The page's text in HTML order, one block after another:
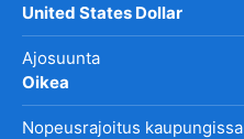
United States Dollar
Ajosuunta
Oikea
Nopeusrajoitus kaupungissa